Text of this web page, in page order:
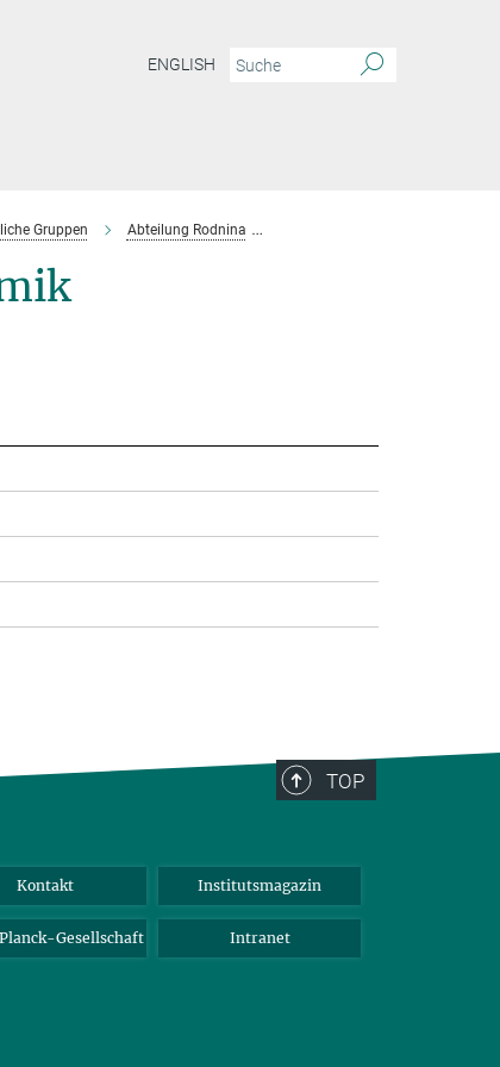
ENGLISH
Gruppen Abteilung Rodnina
TOP
Kontakt Institutsmagazin
Gesellschaft Intranet